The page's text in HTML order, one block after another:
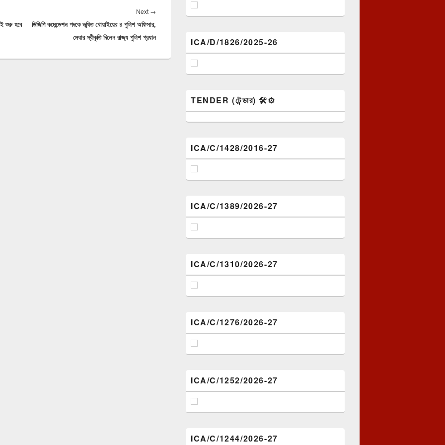
শুরু হবে
Next →
ডিজিপি কমেন্ডেশন পদকে ভূষিত খোয়াইয়ের ৪ পুলিশ অফিসার,
মেধার স্বীকৃতি দিলেন রাজ্য পুলিশ প্রধান
ICA/D/1826/2025-26
TENDER (টেন্ডার) 🛠️⚙️
ICA/C/1428/2016-27
ICA/C/1389/2026-27
ICA/C/1310/2026-27
ICA/C/1276/2026-27
ICA/C/1252/2026-27
ICA/C/1244/2026-27